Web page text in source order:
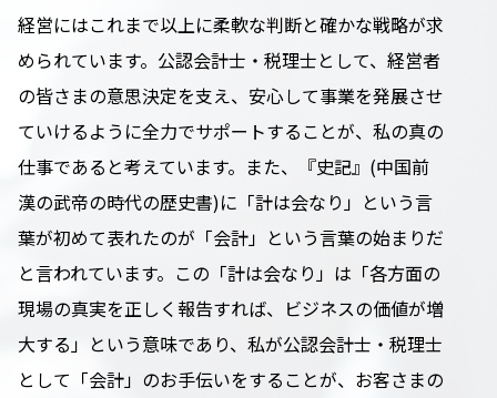
経営にはこれまで以上に柔軟な判断と確かな戦略が求
められています。公認会計士・税理士として、経営者
の皆さまの意思決定を支え、安心して事業を発展させ
ていけるように全力でサポートすることが、私の真の
仕事であると考えています。また、『史記』(中国前
漢の武帝の時代の歴史書)に「計は会なり」という言
葉が初めて表れたのが「会計」という言葉の始まりだ
と言われています。この「計は会なり」は「各方面の
現場の真実を正しく報告すれば、ビジネスの価値が増
大する」という意味であり、私が公認会計士・税理士
として「会計」のお手伝いをすることが、お客さまの